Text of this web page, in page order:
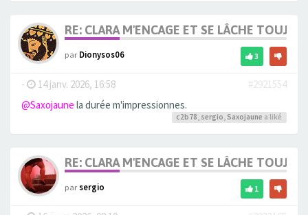
RE: CLARA M'ENCAGE ET SE LÂCHE
parDionysos06 3
- 14 janv. 2026, 16:58
#2921554
@Saxojaune la durée m'impressionnes.
c2b78, sergio, Saxojaune a liké
RE: CLARA M'ENCAGE ET SE LÂCHE
parsergio 1